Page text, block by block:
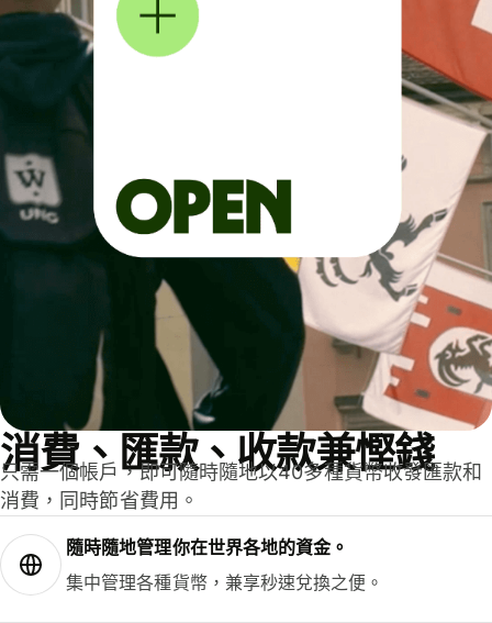
消費、匯款、收款兼慳錢
只需一個帳戶，即可隨時隨地以40多種貨幣收發匯款和
消費，同時節省費用。
隨時隨地管理你在世界各地的資金。
集中管理各種貨幣，兼享秒速兌換之便。